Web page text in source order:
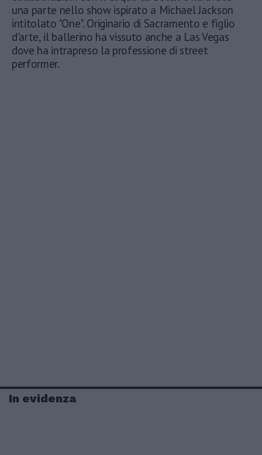
una parte nello show ispirato a Michael Jackson
intitolato "One". Originario di Sacramento e figlio
d'arte, il ballerino ha vissuto anche a Las Vegas
dove ha intrapreso la professione di street
performer.
In evidenza